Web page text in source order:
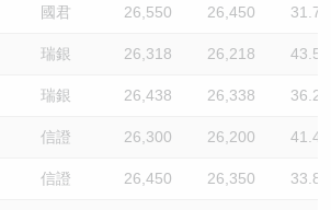
國君 26,550 26,450 31.7
瑞銀 26,318 26,218 43.5
瑞銀 26,438 26,338 36.2
信證 26,300 26,200 41.4
信證 26,450 26,350 33.8